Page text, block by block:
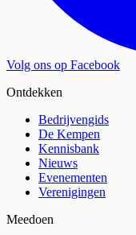
Volg ons op Facebook
Ontdekken
Bedrijvengids
De Kempen
Kennisbank
Nieuws
Evenementen
Verenigingen
Meedoen